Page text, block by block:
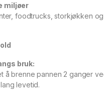
miljøer
foodtrucks, storkjøkken
bruk:
å brenne pannen 2 ganger
levetid.